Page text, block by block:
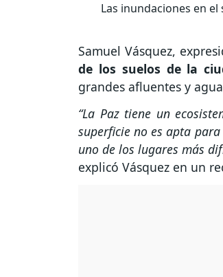
Las inundaciones en
Samuel Vásquez,
de los suelos de la
grandes afluentes y
“La Paz tiene un
superficie no es apta
uno de los lugares más
explicó Vásquez en un